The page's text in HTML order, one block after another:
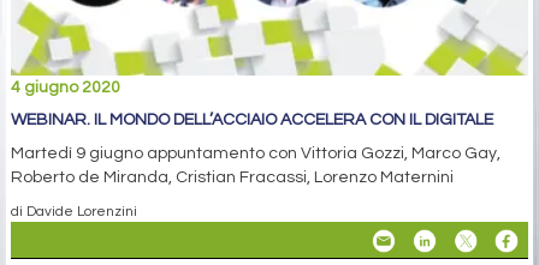
4 giugno 2020
WEBINAR. IL MONDO DELL’ACCIAIO ACCELERA CON IL DIGITALE
Martedì 9 giugno appuntamento con Vittoria Gozzi, Marco Gay,
Roberto de Miranda, Cristian Fracassi, Lorenzo Maternini
di Davide Lorenzini